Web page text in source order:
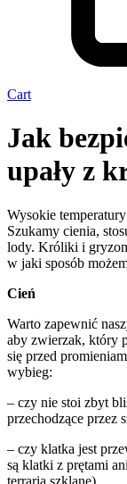
Cart
Jak
upały z
Wysokie
Szukamy cienia,
lody. Króliki i
w jaki sposób
Cień
Warto zapewnić
aby zwierzak, który
się przed
wybieg:
– czy nie stoi zbyt
przechodzące przez
– czy klatka jest
są klatki z prętami
terraria szklane),